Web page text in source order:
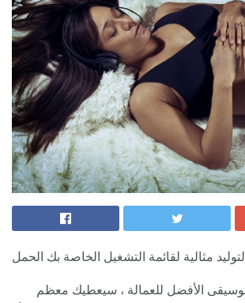
مثالية لقائمة التشغيل الخاصة بك الحمل
الأفضل للعمالة ، سيعطيك معظم